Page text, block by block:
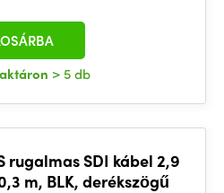
> 5 db
rugalmas SDI kábel 2,9
m, BLK, derékszögű